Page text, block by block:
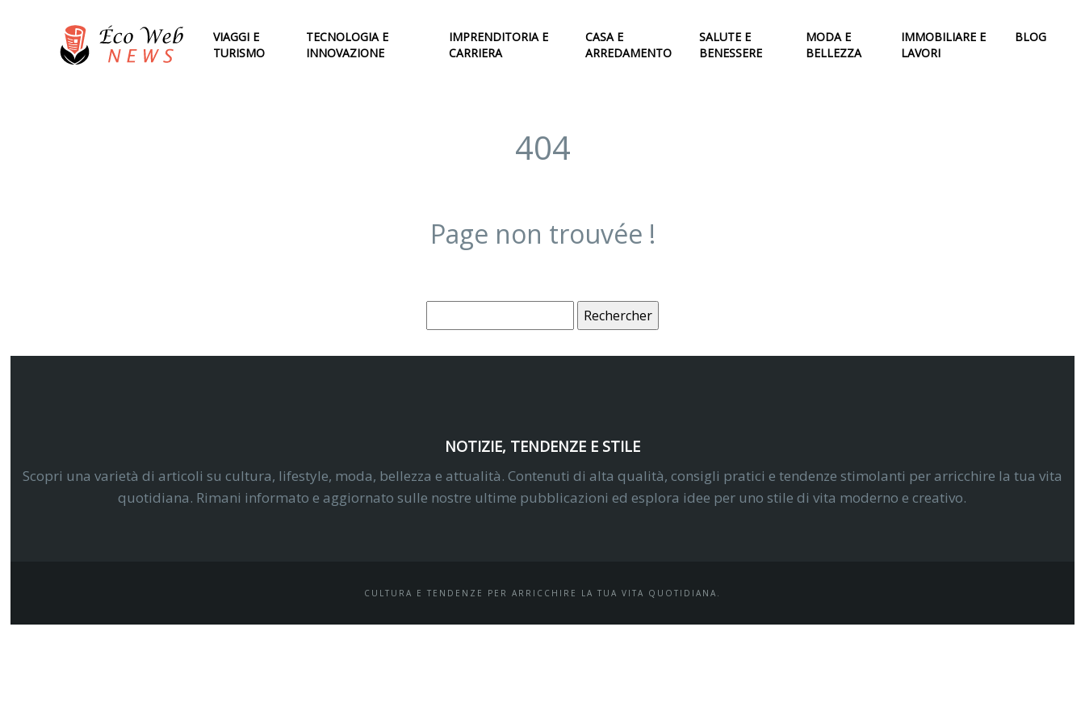
VIAGGI E
TURISMO
TECNOLOGIA E
INNOVAZIONE
IMPRENDITORIA E
CARRIERA
CASA E
ARREDAMENTO
SALUTE E
BENESSERE
MODA E
BELLEZZA
IMMOBILIARE E
LAVORI
BLOG
404
Page non trouvée !
NOTIZIE, TENDENZE E STILE
Scopri una varietà di articoli su cultura, lifestyle, moda, bellezza e attualità. Contenuti di alta qualità, consigli pratici e tendenze stimolanti per arricchire la tua vita
quotidiana. Rimani informato e aggiornato sulle nostre ultime pubblicazioni ed esplora idee per uno stile di vita moderno e creativo.
CULTURA E TENDENZE PER ARRICCHIRE LA TUA VITA QUOTIDIANA.